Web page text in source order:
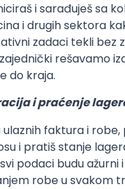
i sarađuješ sa
i drugih sektora
zadaci tekli bez
rešavamo
do kraja.
i praćenje
ulaznih faktura i robe,
i pratiš stanje
podaci budu ažurni
robe u svakom